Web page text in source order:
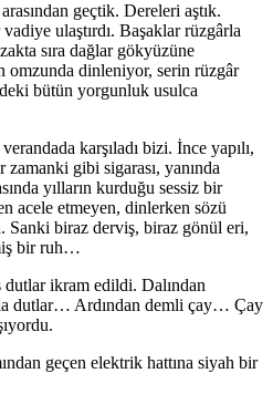
geçtik. Dereleri aştık.
ulaştırdı. Başaklar rüzgârla
sıra dağlar gökyüzüne
omzunda dinleniyor, serin rüzgâr
bütün yorgunluk usulca
karşıladı bizi. İnce yapılı,
gibi sigarası, yanında
yılların kurduğu sessiz bir
acele etmeyen, dinlerken sözü
Sanki biraz derviş, biraz gönül eri,
bir ruh…
dutlar ikram edildi. Dalından
dutlar… Ardından demli çay… Çay
geçen elektrik hattına siyah bir